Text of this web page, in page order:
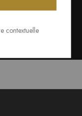
contextuelle